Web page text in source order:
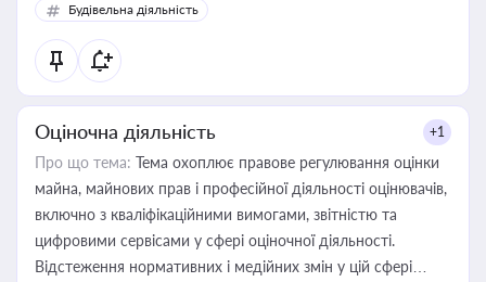
Будівельна діяльність
Оціночна діяльність +1
Про що тема: Тема охоплює правове регулювання оцінки
майна, майнових прав і професійної діяльності оцінювачів,
включно з кваліфікаційними вимогами, звітністю та
цифровими сервісами у сфері оціночної діяльності.
Відстеження нормативних і медійних змін у цій сфері